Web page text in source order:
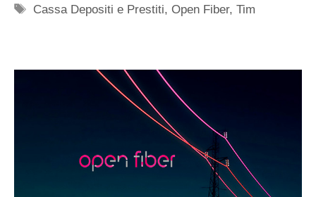
Tag
Cassa Depositi e Prestiti,Open Fiber,Tim